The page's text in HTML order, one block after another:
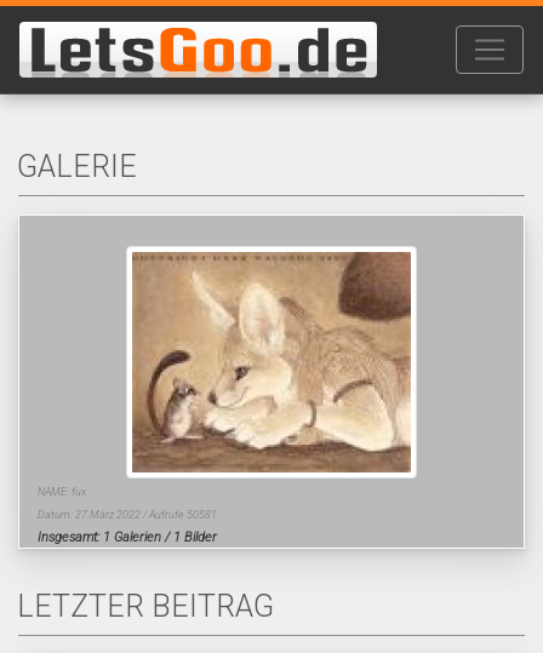
GALERIE
NAME: fux
Datum: 27.März 2022 / Aufrufe 50581
Insgesamt: 1 Galerien / 1 Bilder
LETZTER BEITRAG